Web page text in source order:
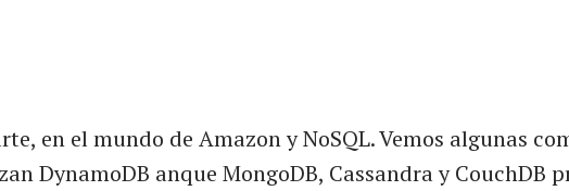
en el mundo de Amazon y NoSQL. Vemos algunas
DynamoDB anque MongoDB, Cassandra y CouchDB